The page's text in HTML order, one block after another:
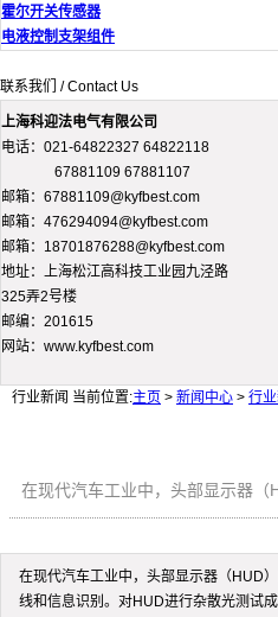
霍尔开关传感器
电液控制支架组件
联系我们 / Contact Us
上海科迎法电气有限公司
电话：021-64822327 64822118
67881109 67881107
邮箱：67881109@kyfbest.com
邮箱：476294094@kyfbest.com
邮箱：18701876288@kyfbest.com
地址：上海松江高科技工业园九泾路
325弄2号楼
邮编：201615
网站：www.kyfbest.com
行业新闻 当前位置:主页 > 新闻中心 > 行
在现代汽车工业中，头部显示器（
在现代汽车工业中，头部显示器（HUD
线和信息识别。对HUD进行杂散光测试